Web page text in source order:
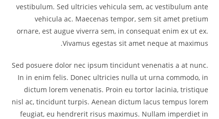
vestibulum. Sed ultricies vehicula sem, ac vestibulum ante
vehicula ac. Maecenas tempor, sem sit amet pretium
ornare, est augue viverra sem, in consequat enim ex ut ex.
Vivamus egestas sit amet neque at maximus.
Sed posuere dolor nec ipsum tincidunt venenatis a at nunc.
In in enim felis. Donec ultricies nulla ut urna commodo, in
dictum lorem venenatis. Proin eu tortor lacinia, tristique
nisl ac, tincidunt turpis. Aenean dictum lacus tempus lorem
feugiat, eu hendrerit risus maximus. Nullam imperdiet in